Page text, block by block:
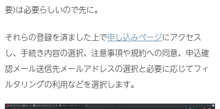
要)は必要らしいので先に。
それらの登録を済ました上で申し込みページにアクセス
し、手続き内容の選択、注意事項や規約への同意、申込確
認メール送信先メールアドレスの選択と必要に応じてフィ
ルタリングの利用などを選択します。